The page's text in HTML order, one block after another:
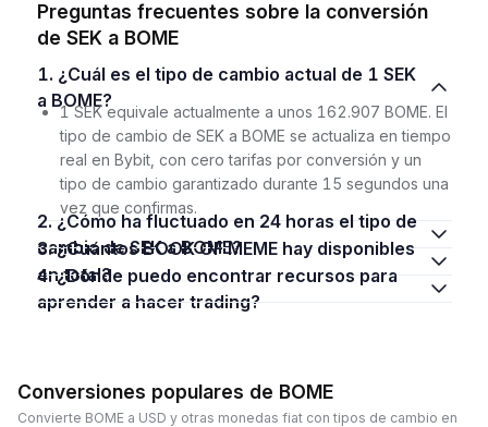
Preguntas frecuentes sobre la conversión
de SEK a BOME
1. ¿Cuál es el tipo de cambio actual de 1 SEK
a BOME?
1 SEK equivale actualmente a unos 162.907 BOME. El
tipo de cambio de SEK a BOME se actualiza en tiempo
real en Bybit, con cero tarifas por conversión y un
tipo de cambio garantizado durante 15 segundos una
vez que confirmas.
2. ¿Cómo ha fluctuado en 24 horas el tipo de
cambio de SEK a BOME?
3. ¿Cuántos BOOK OF MEME hay disponibles
en total?
4. ¿Dónde puedo encontrar recursos para
aprender a hacer trading?
Conversiones populares de BOME
Convierte BOME a USD y otras monedas fiat con tipos de cambio en